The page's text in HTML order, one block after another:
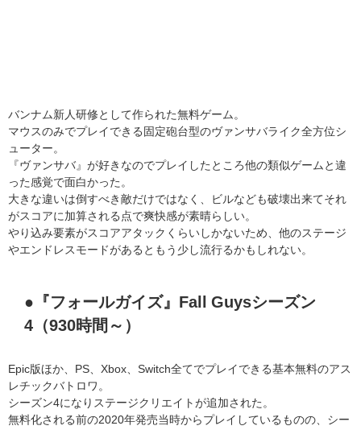
バンナム新人研修として作られた無料ゲーム。
マウスのみでプレイできる固定砲台型のヴァンサバライク全方位シ
ューター。
『ヴァンサバ』が好きなのでプレイしたところ他の類似ゲームと違
った感覚で面白かった。
大きな違いは倒すべき敵だけではなく、ビルなども破壊出来てそれ
がスコアに加算される点で爽快感が素晴らしい。
やり込み要素がスコアアタックくらいしかないため、他のステージ
やエンドレスモードがあるともう少し流行るかもしれない。
●『フォールガイズ』Fall Guysシーズン
4（930時間～）
Epic版ほか、PS、Xbox、Switch全てでプレイできる基本無料のアス
レチックバトロワ。
シーズン4になりステージクリエイトが追加された。
無料化される前の2020年発売当時からプレイしているものの、シー